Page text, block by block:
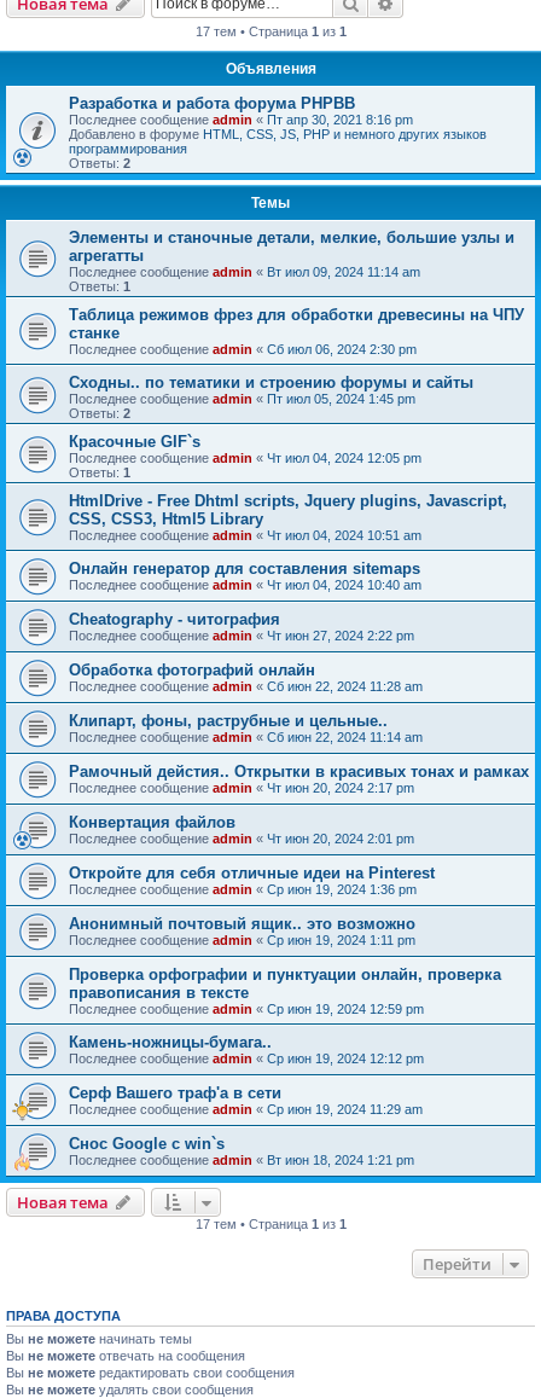
17 тем • Страница 1 из 1
Объявления
Разработка и работа форума PHPBB
Последнее сообщение admin « Пт апр 30, 2021 8:16 pm
Добавлено в форуме HTML, CSS, JS, PHP и немного других языков
программирования
Ответы: 2
Темы
Элементы и станочные детали, мелкие, большие узлы и
агрегатты
Последнее сообщение admin « Вт июл 09, 2024 11:14 am
Ответы: 1
Таблица режимов фрез для обработки древесины на ЧПУ
станке
Последнее сообщение admin « Сб июл 06, 2024 2:30 pm
Сходны.. по тематики и строению форумы и сайты
Последнее сообщение admin « Пт июл 05, 2024 1:45 pm
Ответы: 2
Красочные GIF`s
Последнее сообщение admin « Чт июл 04, 2024 12:05 pm
Ответы: 1
HtmlDrive - Free Dhtml scripts, Jquery plugins, Javascript,
CSS, CSS3, Html5 Library
Последнее сообщение admin « Чт июл 04, 2024 10:51 am
Онлайн генератор для составления sitemaps
Последнее сообщение admin « Чт июл 04, 2024 10:40 am
Cheatography - читография
Последнее сообщение admin « Чт июн 27, 2024 2:22 pm
Обработка фотографий онлайн
Последнее сообщение admin « Сб июн 22, 2024 11:28 am
Клипарт, фоны, раструбные и цельные..
Последнее сообщение admin « Сб июн 22, 2024 11:14 am
Рамочный дейстия.. Открытки в красивых тонах и рамках
Последнее сообщение admin « Чт июн 20, 2024 2:17 pm
Конвертация файлов
Последнее сообщение admin « Чт июн 20, 2024 2:01 pm
Откройте для себя отличные идеи на Pinterest
Последнее сообщение admin « Ср июн 19, 2024 1:36 pm
Анонимный почтовый ящик.. это возможно
Последнее сообщение admin « Ср июн 19, 2024 1:11 pm
Проверка орфографии и пунктуации онлайн, проверка
правописания в тексте
Последнее сообщение admin « Ср июн 19, 2024 12:59 pm
Камень-ножницы-бумага..
Последнее сообщение admin « Ср июн 19, 2024 12:12 pm
Серф Вашего траф'а в сети
Последнее сообщение admin « Ср июн 19, 2024 11:29 am
Снос Google c win`s
Последнее сообщение admin « Вт июн 18, 2024 1:21 pm
Новая тема
17 тем • Страница 1 из 1
Перейти
ПРАВА ДОСТУПА
Вы не можете начинать темы
Вы не можете отвечать на сообщения
Вы не можете редактировать свои сообщения
Вы не можете удалять свои сообщения